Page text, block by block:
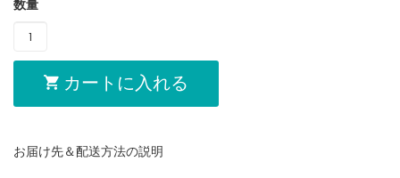
数量
カートに入れる
お届け先＆配送方法の説明